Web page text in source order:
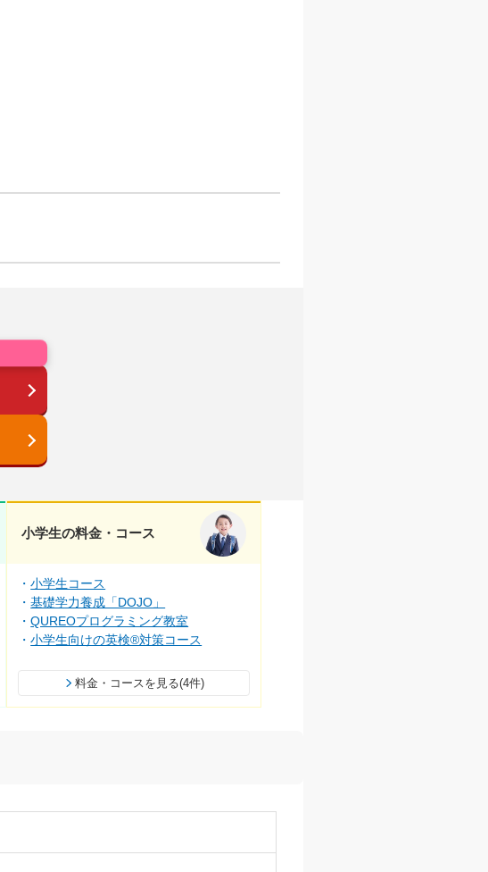
小学生の料金・コース
小学生コース
基礎学力養成「DOJO」
QUREOプログラミング教室
小学生向けの英検®対策コース
料金・コースを見る(4件)